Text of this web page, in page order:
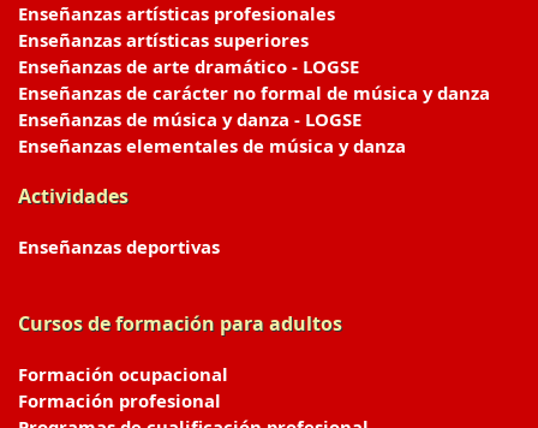
Enseñanzas artísticas profesionales
Enseñanzas artísticas superiores
Enseñanzas de arte dramático - LOGSE
Enseñanzas de carácter no formal de música y danza
Enseñanzas de música y danza - LOGSE
Enseñanzas elementales de música y danza
Actividades
Enseñanzas deportivas
Cursos de formación para adultos
Formación ocupacional
Formación profesional